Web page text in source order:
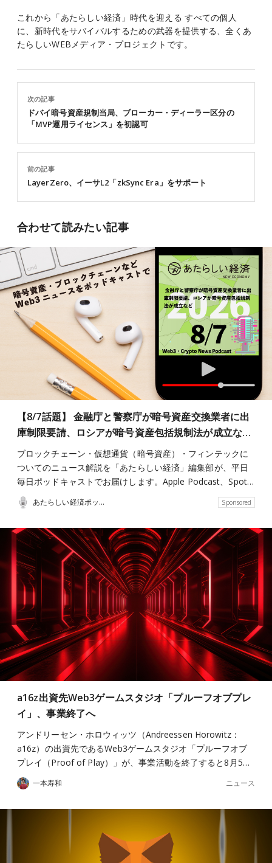
これから「あたらしい経済」時代を迎える すべての個人
に、新時代をサバイバルするための武器を提供する、全くあ
たらしいWEBメディア・プロジェクトです。
前の記事
LayerZero、イーサL2「zkSync Era」をサポート
次の記事
ドバイ暗号資産規制当局、ブローカー・ディーラー区分の
「MVP運用ライセンス」を初認可
合わせて読みたい記事
【8/7話題】 金融庁と警察庁が暗号資産交換業者に出
庫制限要請、ロシアが暗号資産包括規制法が成立な…
ブロックチェーン・仮想通貨（暗号資産）・フィンテックに
ついてのニュース解説を「あたらしい経済」編集部が、平日
毎日ポッドキャストでお届けします。Apple Podcast、Spot…
あたらしい経済ポッドキャスト Sponsored
a16z出資先Web3ゲームスタジオ「プルーフオブプレ
イ」、事業終了へ
アンドリーセン・ホロウィッツ（Andreessen Horowitz：
a16z）の出資先であるWeb3ゲームスタジオ「プルーフオブ
プレイ（Proof of Play）」が、事業活動を終了すると8月5…
一本寿和 ニュース